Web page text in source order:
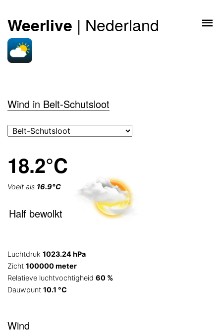
Weerlive | Nederland
Wind in Belt-Schutsloot
18.2°C
Voelt als 16.9°C
Half bewolkt
Luchtdruk 1023.24 hPa
Zicht 100000 meter
Relatieve luchtvochtigheid 60 %
Dauwpunt 10.1 °C
Wind